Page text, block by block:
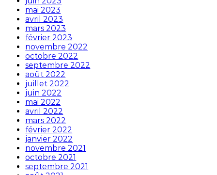
mai 2023
avril 2023
mars 2023
février 2023
novembre 2022
octobre 2022
septembre 2022
août 2022
juillet 2022
juin 2022
mai 2022
avril 2022
mars 2022
février 2022
janvier 2022
novembre 2021
octobre 2021
septembre 2021